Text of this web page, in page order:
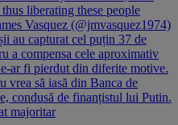
liberating these people
Vasquez (@jmvasquez1974)
au capturat cel puțin 37 de
a compensa cele aproximativ
ar fi pierdut din diferite motive.
să iasă din Banca de
condusă de finanțistul lui Putin.
majoritar